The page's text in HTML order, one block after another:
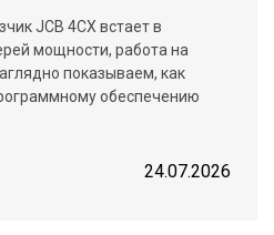
JCB 4CX встает в
мощности, работа на
показываем, как
обеспечению
24.07.2026